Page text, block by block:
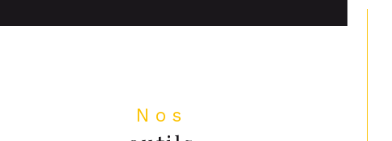
étage deux F2 duplex 40 m2 et 60 m2
Nos